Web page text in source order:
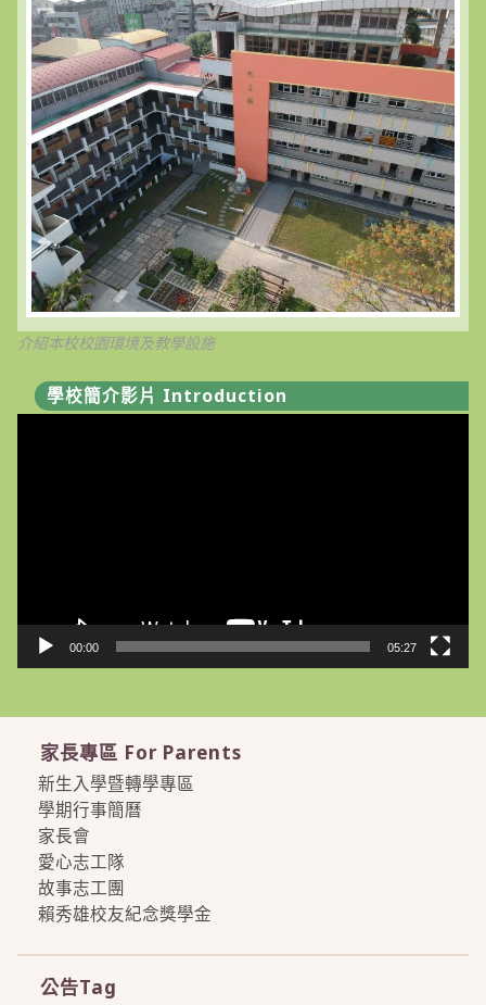
介紹本校校園環境及教學設施
學校簡介影片 Introduction
00:00 05:27
家長專區 For Parents
新生入學暨轉學專區
學期行事簡曆
家長會
愛心志工隊
故事志工團
賴秀雄校友紀念獎學金
公告Tag